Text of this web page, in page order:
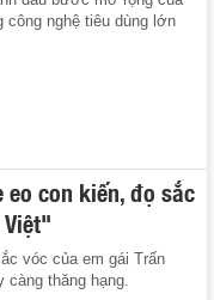
công nghệ tiêu dùng lớn
eo con kiến, đọ sắc
vóc của em gái Trấn
càng thăng hạng.